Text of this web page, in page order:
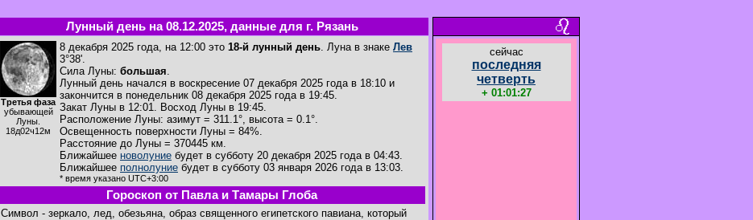
Лунный день на 08.12.2025, данные для г. Рязань
Третья фаза
убывающей
Луны.
18д02ч12м
8 декабря 2025 года, на 12:00 это 18-й лунный день. Луна в знаке Лев
3°38'.
Сила Луны: большая.
Лунный день начался в воскресение 07 декабря 2025 года в 18:10 и
закончится в понедельник 08 декабря 2025 года в 19:45.
Закат Луны в 12:01. Восход Луны в 19:45.
Расположение Луны: азимут = 311.1°, высота = 0.1°.
Освещенность поверхности Луны = 84%.
Расстояние до Луны = 370445 км.
Ближайшее новолуние будет в субботу 20 декабря 2025 года в 04:43.
Ближайшее полнолуние будет в субботу 03 января 2026 года в 13:03.
* время указано UTC+3:00
Гороскоп от Павла и Тамары Глоба
Символ - зеркало, лед, обезьяна, образ священного египетского павиана, который
cейчас
последняя
четверть
+ 01:01:26